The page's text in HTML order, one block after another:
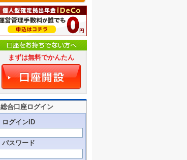
まずは無料でかんたん
総合口座ログイン
ログインID
パスワード